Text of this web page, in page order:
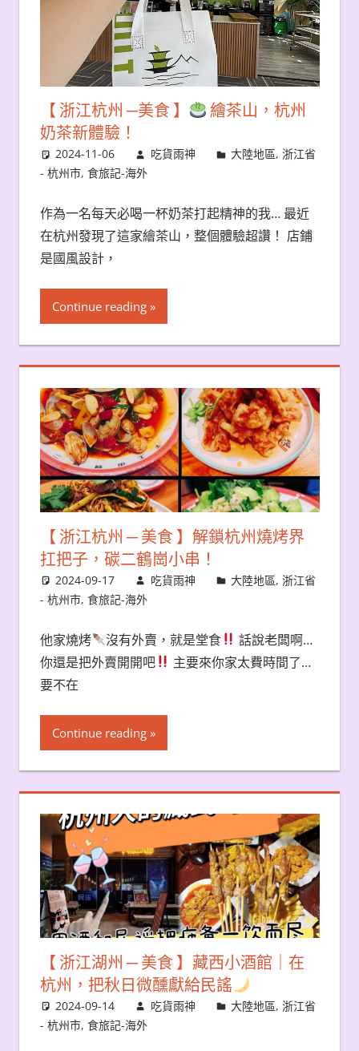
【 浙江杭州 ─美食 】
繪茶山，杭州
奶茶新體驗！
2024-11-06 吃貨雨神 大陸地區,浙江省
- 杭州市, 食旅記-海外
作為一名每天必喝一杯奶茶打起精神的我… 最近
在杭州發現了這家繪茶山，整個體驗超讚！ 店鋪
是國風設計，
Continue reading
【 浙江杭州 ─ 美食 】解鎖杭州燒烤界
扛把子，碳二鶴崗小串！
2024-09-17 吃貨雨神 大陸地區,浙江省
- 杭州市, 食旅記-海外
他家燒烤 沒有外賣，就是堂食
話說老闆啊…
你還是把外賣開開吧
主要來你家太費時間了…
要不在
Continue reading
【 浙江湖州 ─ 美食 】藏西小酒館｜在
杭州，把秋日微醺獻給民謠
2024-09-14 吃貨雨神 大陸地區,浙江省
- 杭州市, 食旅記-海外